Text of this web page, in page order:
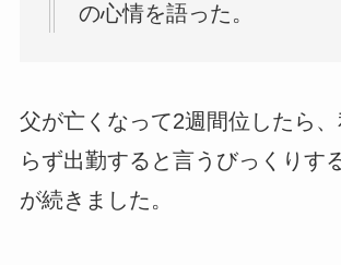
の心情を語った。
父が亡くなって2週間位したら
らず出勤すると言うびっくりす
が続きました。